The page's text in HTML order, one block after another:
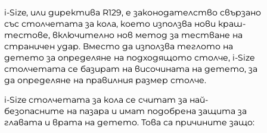
i-Size, или директива R129, е законодателство свързано
със столчетата за кола, което използва нови краш-
тестове, включително нов метод за тестване на
страничен удар. Вместо да използва теглото на
детето за определяне на подходящото столче, i-Size
столчетата се базират на височината на детето, за
да определяне на правилния размер столче.
i-Size столчетата за кола се считат за най-
безопасните на пазара и имат подобрена защита за
главата и врата на детето. Това са причините защо: